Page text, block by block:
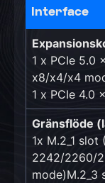
Interface
1 x PCIe 5.0
x8/x4/x4
1 x PCIe 4.0
Gränsflöde
1x M.2_1
2242/2260/
mode)M.2_3